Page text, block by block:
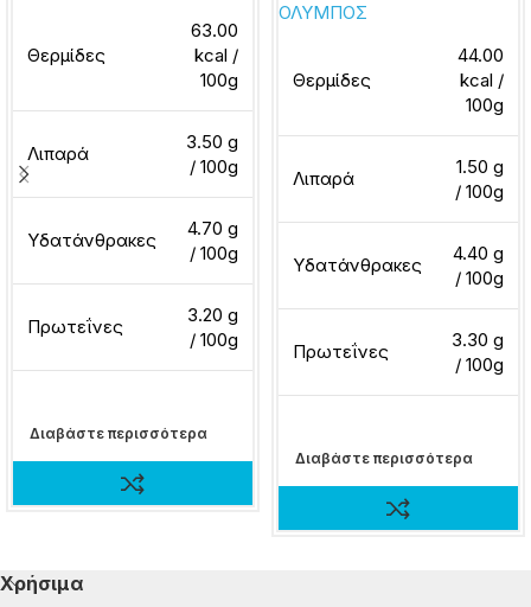
Θερμίδες
63.00
kcal /
100g
Λιπαρά
3.50 g
/ 100g
Υδατάνθρακες
4.70 g
/ 100g
Πρωτεΐνες
3.20 g
/ 100g
Διαβάστε περισσότερα
ΟΛΥΜΠΟΣ
Θερμίδες
44.00
kcal /
100g
Λιπαρά
1.50 g
/ 100g
Υδατάνθρακες
4.40 g
/ 100g
Πρωτεΐνες
3.30 g
/ 100g
Διαβάστε περισσότερα
Χρήσιμα